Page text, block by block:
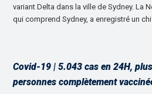
variant Delta dans la ville de Sydney. La
qui comprend Sydney, a enregistré un
Covid-19 | 5.043 cas en 24H,
personnes complètement